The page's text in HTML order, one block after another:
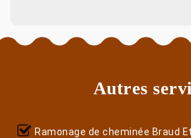
Autres
Ramonage de cheminée Braud